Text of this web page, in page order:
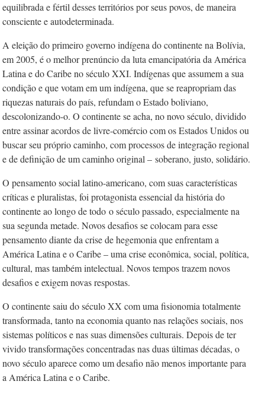
equilibrada e fértil desses territórios por seus povos, de maneira
consciente e autodeterminada.
A eleição do primeiro governo indígena do continente na Bolívia,
em 2005, é o melhor prenúncio da luta emancipatória da América
Latina e do Caribe no século XXI. Indígenas que assumem a sua
condição e que votam em um indígena, que se reapropriam das
riquezas naturais do país, refundam o Estado boliviano,
descolonizando-o. O continente se acha, no novo século, dividido
entre assinar acordos de livre-comércio com os Estados Unidos ou
buscar seu próprio caminho, com processos de integração regional
e de definição de um caminho original – soberano, justo, solidário.
O pensamento social latino-americano, com suas características
críticas e pluralistas, foi protagonista essencial da história do
continente ao longo de todo o século passado, especialmente na
sua segunda metade. Novos desafios se colocam para esse
pensamento diante da crise de hegemonia que enfrentam a
América Latina e o Caribe – uma crise econômica, social, política,
cultural, mas também intelectual. Novos tempos trazem novos
desafios e exigem novas respostas.
O continente saiu do século XX com uma fisionomia totalmente
transformada, tanto na economia quanto nas relações sociais, nos
sistemas políticos e nas suas dimensões culturais. Depois de ter
vivido transformações concentradas nas duas últimas décadas, o
novo século aparece como um desafio não menos importante para
a América Latina e o Caribe.